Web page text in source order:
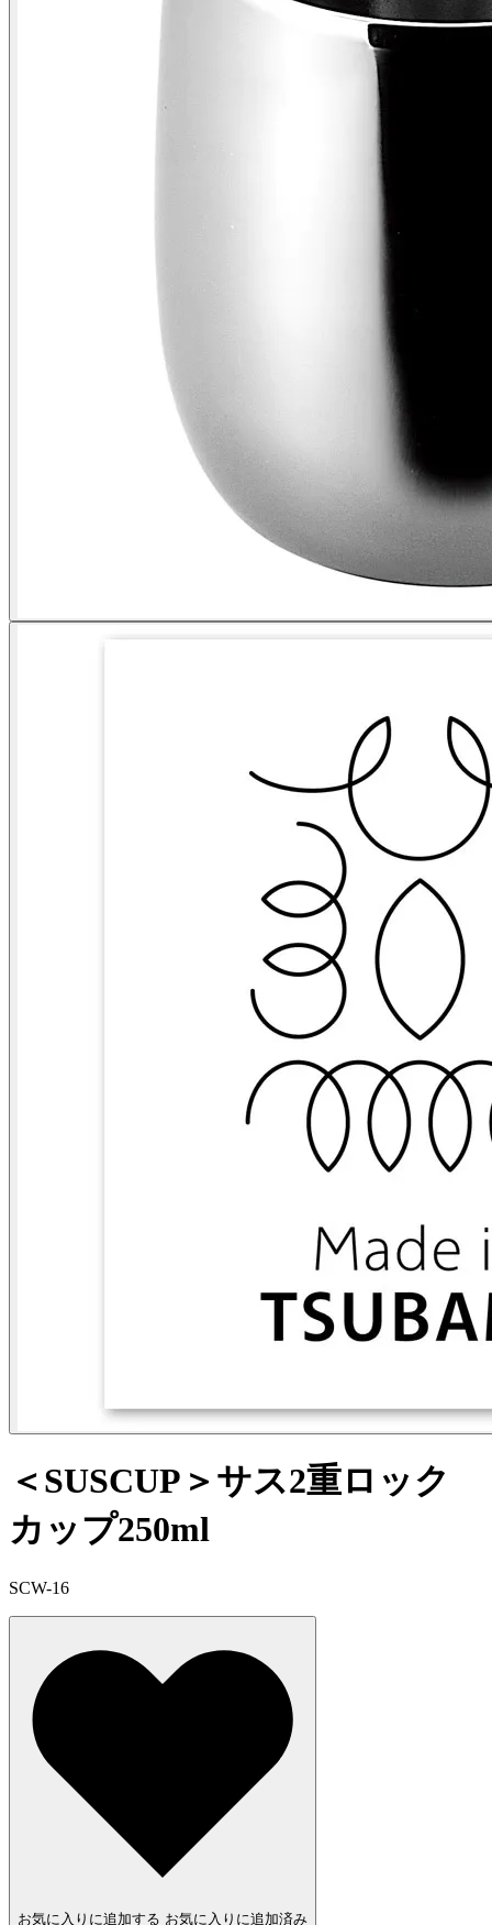
＜SUSCUP＞サス2重ロック
カップ250ml
SCW-16
お気に入りに追加する お気に入りに追加済み